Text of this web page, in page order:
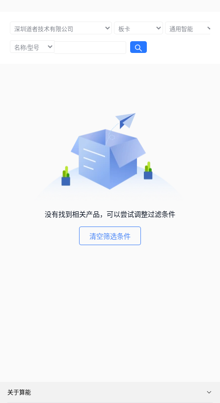
没有找到相关产品，可以尝试调整过滤条件
清空筛选条件
关于算能